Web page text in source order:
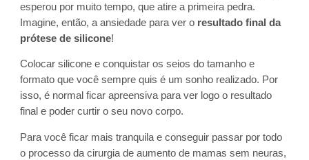
esperou por muito tempo, que atire a primeira pedra.
Imagine, então, a ansiedade para ver o resultado final da
prótese de silicone!
Colocar silicone e conquistar os seios do tamanho e
formato que você sempre quis é um sonho realizado. Por
isso, é normal ficar apreensiva para ver logo o resultado
final e poder curtir o seu novo corpo.
Para você ficar mais tranquila e conseguir passar por todo
o processo da cirurgia de aumento de mamas sem neuras,